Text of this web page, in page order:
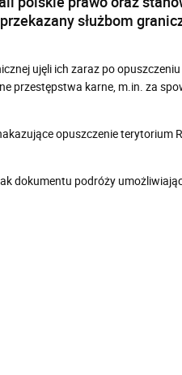
służbom
ujęli ich zaraz po
przestępstwa karne, m.in. za
opuszczenie terytorium
dokumentu podróży